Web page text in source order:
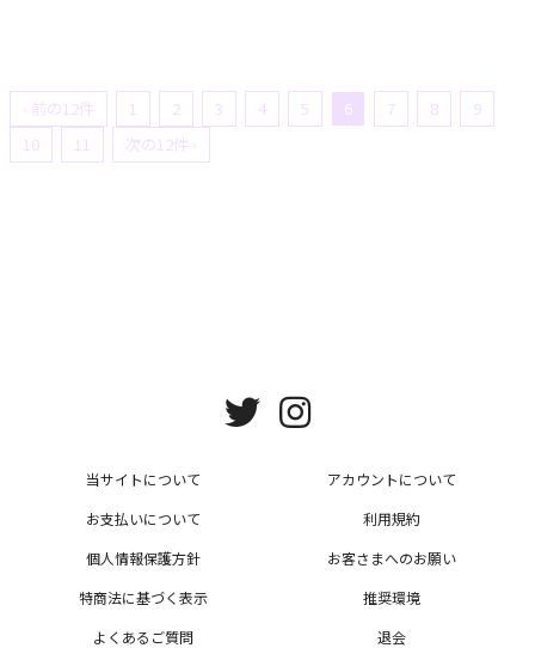
‹ 前の12件 1 2 3 4 5 6 7 8
9
10
11 次の12件 ›
当サイトについて
アカウントについて
お支払いについて
利用規約
個人情報保護方針
お客さまへのお願い
特商法に基づく表示
推奨環境
よくあるご質問
退会